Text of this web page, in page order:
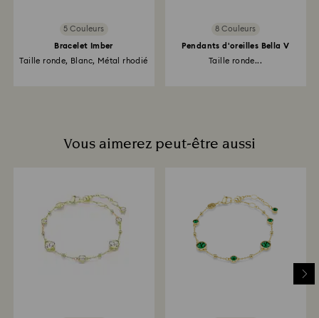
5 Couleurs
Bracelet Imber
Taille ronde, Blanc, Métal rhodié
8 Couleurs
Pendants d'oreilles Bella V
Taille ronde...
Vous aimerez peut-être aussi